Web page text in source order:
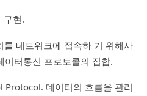
구현.
를 네트워크에 접속하 기 위해사
터통신 프로토콜의 집합.
Protocol. 데이터의 흐름을 관리